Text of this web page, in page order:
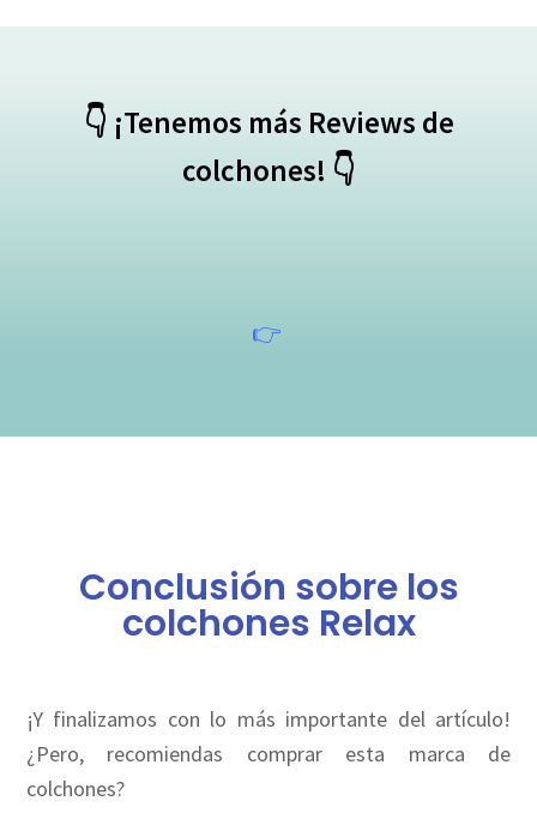
👇 ¡Tenemos más Reviews de
colchones! 👇
👉
Conclusión sobre los
colchones Relax
¡Y finalizamos con lo más importante del artículo!
¿Pero, recomiendas comprar esta marca de
colchones?